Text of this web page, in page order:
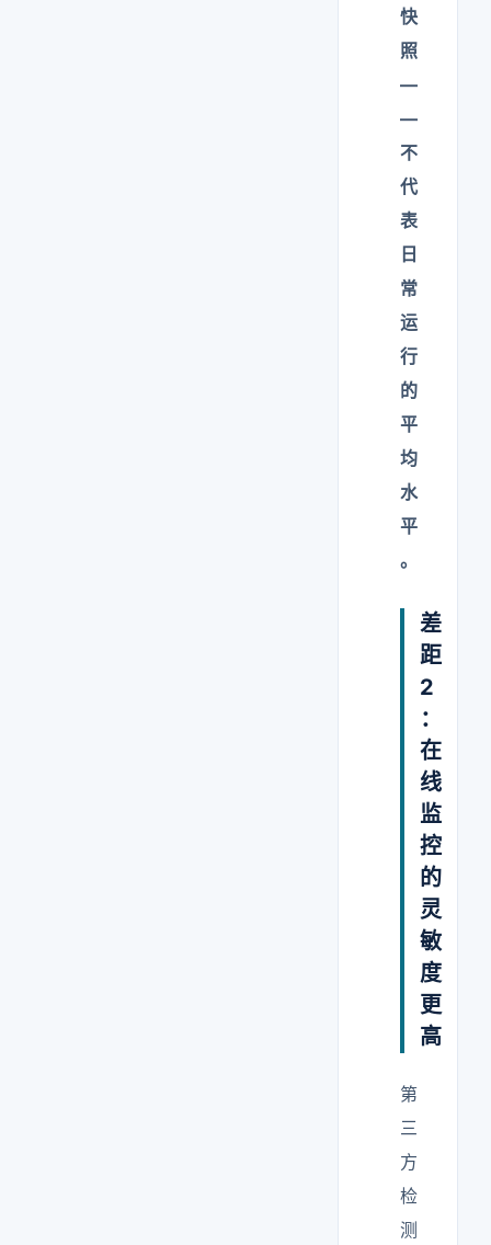
快
照
—
—
不
代
表
日
常
运
行
的
平
均
水
平
。
差
距
2
：
在
线
监
控
的
灵
敏
度
更
高
第
三
方
检
测